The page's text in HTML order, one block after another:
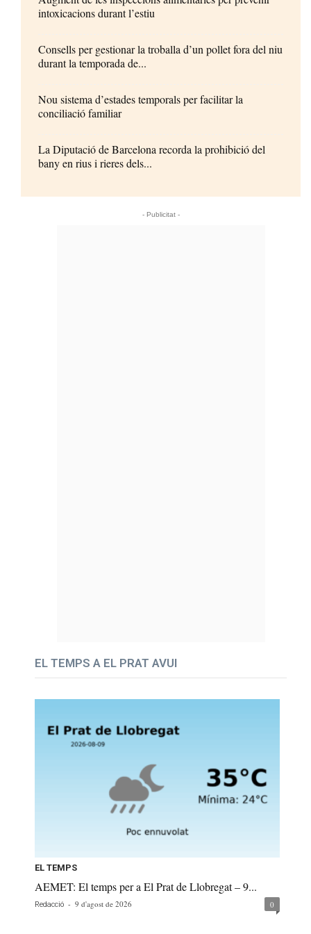
intoxicacions durant l’estiu
Consells per gestionar la troballa d’un pollet fora del niu
durant la temporada de...
Nou sistema d’estades temporals per facilitar la
conciliació familiar
La Diputació de Barcelona recorda la prohibició del
bany en rius i rieres dels...
- Publicitat -
EL TEMPS A EL PRAT AVUI
EL TEMPS
AEMET: El temps per a El Prat de Llobregat – 9...
Redacció - 9 d'agost de 2026 0